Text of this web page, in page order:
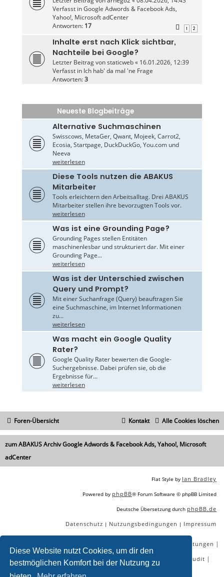
Diese Website nutzt Cookies, um dir den
bestmöglichen Komfort bei der Nutzung zu
Verfasst inGoogle Adwords & Facebook Ads,
Yahoo!, Microsoft adCenter
Antworten: 17 1 2
Inhalte erst nach Klick sichtbar,
Nachteile bei Google?
Letzter Beitrag vonstaticweb« 16.01.2026, 12:39
Verfasst in Ich hab' da mal 'ne Frage
Antworten:3
Neueste Blogbeiträge
Alternative Suchmaschinen
Swisscows, MetaGer, Qwant, Mojeek, Carrot2,
Ecosia, Startpage, DuckDuckGo, You.com und
Neeva
weiterlesen
Diese Tools nutzen die ABAKUS
Mitarbeiter
Tools erleichtern den Arbeitsalltag. Drei ABAKUS
Mitarbeiter stellen ihre bevorzugten Tools vor.
weiterlesen
Was ist eine Grounding Page?
Grounding Pages stellen Entitäten
maschinenlesbar und strukturiert dar. Mit einer
Grounding Page...
weiterlesen
Was ist der Unterschied zwischen
Query und Prompt?
Mit einer Suchanfrage (Query) beauftragen Sie
eine Suchmaschine, im Internet Informationen
zu...
weiterlesen
Was macht ein Google Quality
Rater?
Google Quality Rater bewerten die Google-
Suchergebnisse. Dabei prüfen sie, ob die
Ergebnisse für...
weiterlesen
Foren-Übersicht Alle Cookies löschen
Kontakt
zum ABAKUS Archiv Google Adwords & Facebook Ads, Yahoo!, Microsoft
adCenter
Flat Style by Ian Bradley
Powered by phpBB® Forum Software © phpBB Limited
Deutsche Übersetzung durch phpBB.de
Datenschutz | Nutzungsbedingungen | Impressum
SEO Dienstleistungen |
SEO Workshops |SEO Beratung| Backlinks kaufen SEO Audit |
SEO Tools gratis